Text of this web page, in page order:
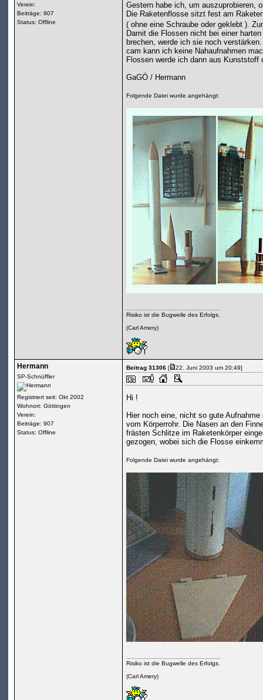
Verein:
Beiträge: 907
Status: Offline
Gestern habe ich, um auszuprobieren,
Die Raketenflosse sitzt fest am
( ohne eine Schraube oder geklebt ).
Damit die Flossen nicht bei einer
brechen, werde ich sie noch
cam kann ich keine Nahaufnahmen
Flossen werde ich dann aus Kunststoff
GaGÖ / Hermann
Folgende Datei wurde angehängt:
Risiko ist die Bugwelle des Erfolgs.
(Carl Amery)
Hermann
SP-Schnüffler
Registriert seit: Okt 2002
Wohnort: Göttingen
Verein:
Beiträge: 907
Status: Offline
Beitrag 31306[ 22. Juni 2003 um 20:49]
Hi !
Hier noch eine, nicht so gute
vom Körperrohr. Die Nasen an den
frästen Schlitze im Raketenkörper
gezogen, wobei sich die Flosse
Folgende Datei wurde angehängt:
Risiko ist die Bugwelle des Erfolgs.
(Carl Amery)